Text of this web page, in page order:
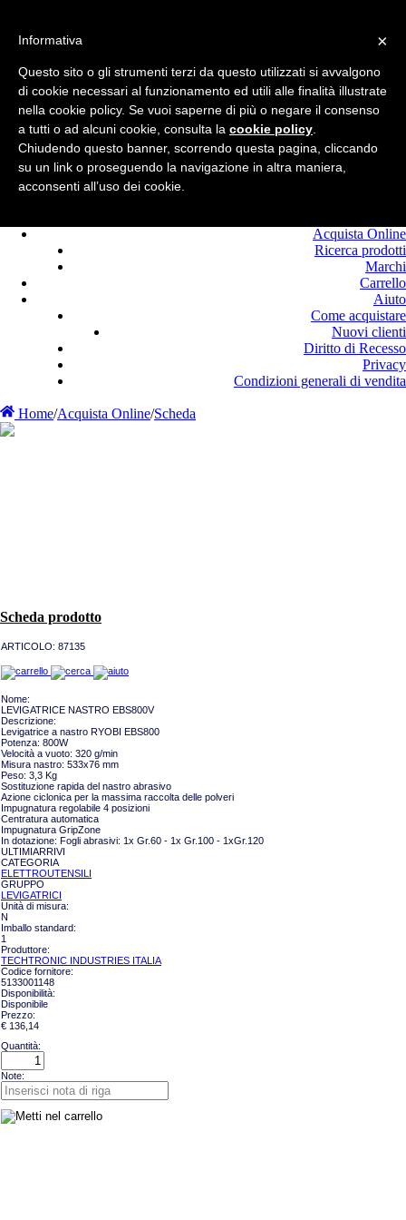
Chiamaci : +39.0525
Registrati
Login
Acquista Online
Ricerca prodotti
Marchi
Carrello
Aiuto
Come acquistare
Nuovi clienti
Diritto di Recesso
Privacy
Condizioni generali di vendita
Home/Acquista Online/Scheda
Scheda prodotto
ARTICOLO: 87135
Nome:
LEVIGATRICE NASTRO EBS800V
Descrizione:
Levigatrice a nastro RYOBI EBS800
Potenza: 800W
Velocità a vuoto: 320 g/min
Misura nastro: 533x76 mm
Peso: 3,3 Kg
Sostituzione rapida del nastro abrasivo
Azione ciclonica per la massima raccolta delle polveri
Impugnatura regolabile 4 posizioni
Centratura automatica
Impugnatura GripZone
In dotazione: Fogli abrasivi: 1x Gr.60 - 1x Gr.100 - 1xGr.120
ULTIMIARRIVI
CATEGORIA
ELETTROUTENSILI
GRUPPO
LEVIGATRICI
Unità di misura:
N
Imballo standard:
1
Produttore:
TECHTRONIC INDUSTRIES ITALIA
Codice fornitore:
5133001148
Disponibilità:
Disponibile
Prezzo:
€ 136,14
Quantità:
Note:
×
Informativa
Questo sito o gli strumenti terzi da questo utilizzati si avvalgono
di cookie necessari al funzionamento ed utili alle finalità illustrate
nella cookie policy. Se vuoi saperne di più o negare il consenso
a tutti o ad alcuni cookie, consulta la cookie policy
Chiudendo questo banner, scorrendo questa pagina, cliccando
su un link o proseguendo la navigazione in altra maniera,
acconsenti all’uso dei cookie.